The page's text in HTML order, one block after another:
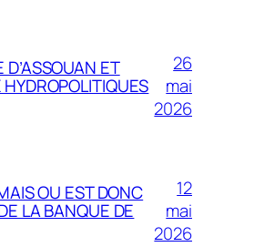
D’ASSOUAN ET
26
mai
2026
OU EST DONC
LA BANQUE DE
12
mai
2026